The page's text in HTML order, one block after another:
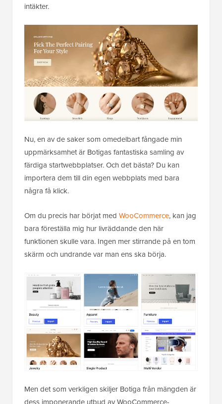
intäkter.
Nu, en av de saker som omedelbart fångade min
uppmärksamhet är Botigas fantastiska samling av
färdiga startwebbplatser. Och det bästa? Du kan
importera dem till din egen webbplats med bara
några få klick.
Om du precis har börjat med WooCommerce, kan jag
bara föreställa mig hur livräddande den här
funktionen skulle vara. Ingen mer stirrande på en tom
skärm och undrande var man ens ska börja.
Men det som verkligen skiljer Botiga från mängden är